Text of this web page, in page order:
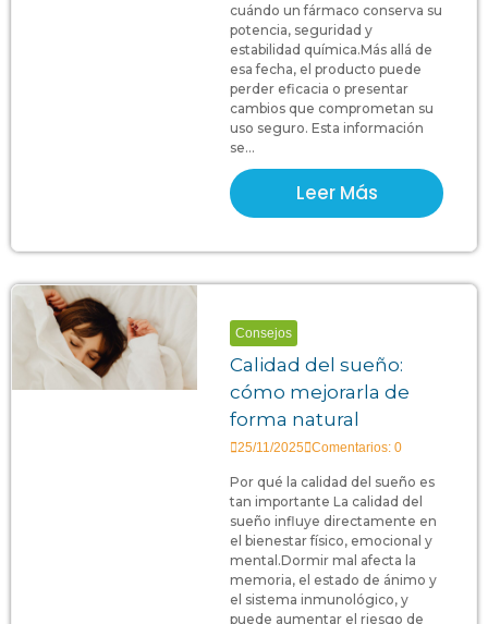
cuándo un fármaco conserva su
potencia, seguridad y
estabilidad química.Más allá de
esa fecha, el producto puede
perder eficacia o presentar
cambios que comprometan su
uso seguro. Esta información
se...
Leer Más
Consejos
Calidad del sueño:
cómo mejorarla de
forma natural
25/11/2025 Comentarios: 0
Por qué la calidad del sueño es
tan importante La calidad del
sueño influye directamente en
el bienestar físico, emocional y
mental.Dormir mal afecta la
memoria, el estado de ánimo y
el sistema inmunológico, y
puede aumentar el riesgo de